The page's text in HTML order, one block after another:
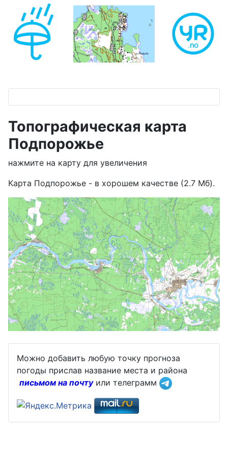
Топографическая карта
Подпорожье
нажмите на карту для увеличения
Карта Подпорожье - в хорошем качестве (2.7 Мб).
Можно добавить любую точку прогноза
погоды прислав название места и района
письмом на почтуили телеграмм